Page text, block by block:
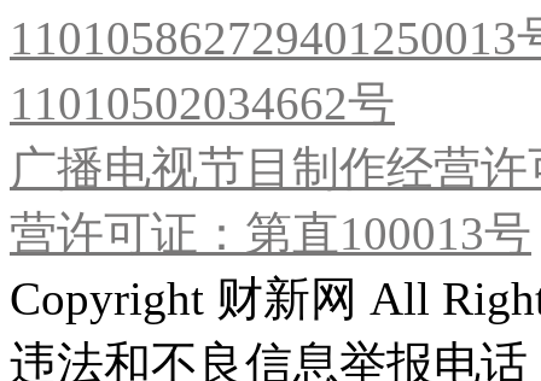
11010502034662号
广播电视节目制作经营
营许可证：第直100013号
Copyright 财新网 All
违法和不良信息举报电